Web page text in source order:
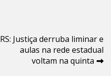
RS: Justiça derruba liminar e
aulas na rede estadual
voltam na quinta